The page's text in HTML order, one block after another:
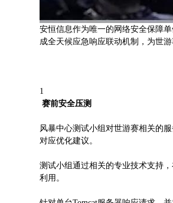
安恒信息作为唯一的网络安全保障
成全天候应急响应联动机制，为世
1
赛前安全压测
风暴中心测试小组对世游赛相关的
对应优化建议。
测试小组通过相关的专业技术支持
利用。